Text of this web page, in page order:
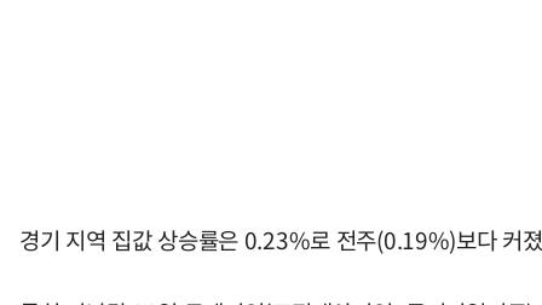
경기 지역 집값 상승률은 0.23%로 전주(0.19%)보다 커